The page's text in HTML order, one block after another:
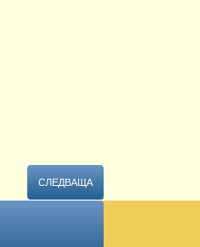
СЛЕДВАЩА